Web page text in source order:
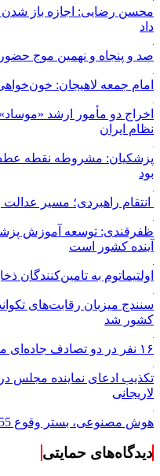
محسن رضایی: اجازه باز شدن
داد
صد و پنجاه و نهمین موج
امام جمعه لاهیجان:
اخراج دو مأمور ارشد
نظام ایران
پزشکیان: مشروطه نقطه عطف
بود
انتقام راهبردی؛ مسیر
ظفرقندی: توسعه آموزش
آینده کشور است
اولتیماتوم به تامین‌کنندگان
سنندج میزبان رقابت‌های
کشور شد
۱۶ نفر در دو تصادف جاده‌ای محورهای ساوه مصدوم شدند
تکذیب ادعای نماینده مجلس
لاریجانی
هوش مصنوعی، بستر وقوع 55درصد جرایم سایبری آفریقاست
دیدگاه‌های حمایتی